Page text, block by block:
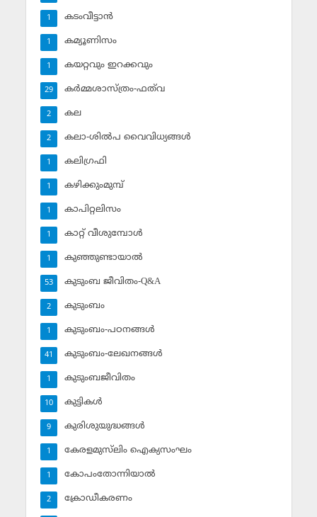
കടംവീട്ടാന്‍
1
കമ്യൂണിസം
1
കയറ്റവും ഇറക്കവും
1
കര്‍മ്മശാസ്ത്രം-ഫത്‌വ
29
കല
2
കലാ-ശില്‍പ വൈവിധ്യങ്ങള്‍
2
കലിഗ്രഫി
1
കഴിക്കുംമുമ്പ്
1
കാപിറ്റലിസം
1
കാറ്റ് വീശുമ്പോള്‍
1
കുഞ്ഞുണ്ടായാല്‍
1
കുടുംബ ജീവിതം-Q&A
53
കുടുംബം
2
കുടുംബം-പഠനങ്ങള്‍
1
കുടുംബം-ലേഖനങ്ങള്‍
41
കുടുംബജീവിതം
1
കുട്ടികള്‍
10
കുരിശുയുദ്ധങ്ങള്‍
9
കേരളമുസ്‌ലിം ഐക്യസംഘം
1
കോപംതോന്നിയാല്‍
1
ക്രോഡീകരണം
2